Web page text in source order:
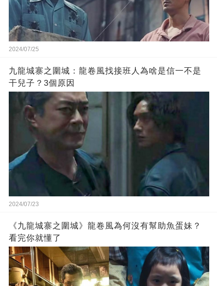
2024/07/25
九龍城寨之圍城：龍卷風找接班人為啥是信一不是
干兒子？3個原因
2024/07/23
《九龍城寨之圍城》龍卷風為何沒有幫助魚蛋妹？
看完你就懂了